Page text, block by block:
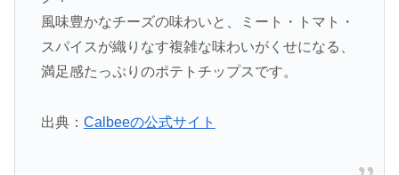
風味豊かなチーズの味わいと、ミート・トマト・
スパイスが織りなす複雑な味わいがくせになる、
満足感たっぷりのポテトチップスです。
出典： Calbeeの公式サイト